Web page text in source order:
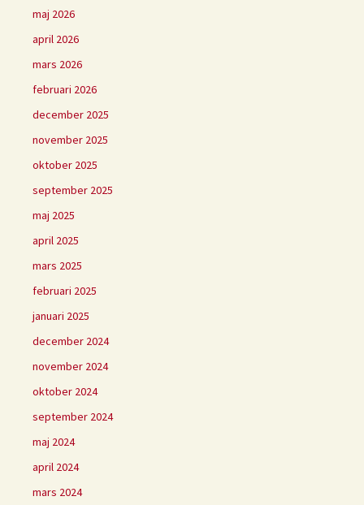
maj 2026
april 2026
mars 2026
februari 2026
december 2025
november 2025
oktober 2025
september 2025
maj 2025
april 2025
mars 2025
februari 2025
januari 2025
december 2024
november 2024
oktober 2024
september 2024
maj 2024
april 2024
mars 2024